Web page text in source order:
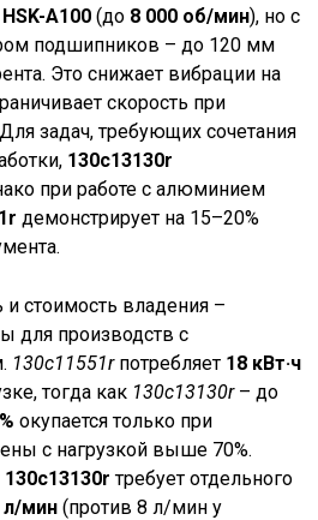
HSK-A100 (до 8 000 об/мин), но с
подшипников – до 120 мм
Это снижает вибрации на
скорость при
задач, требующих сочетания
130c13130r
при работе с алюминием
демонстрирует на 15–20%
стоимость владения –
для производств с
130c11551rпотребляет 18 кВт·ч
тогда как 130c13130r– до
окупается только при
с нагрузкой выше 70%.
130c13130r требует отдельного
л/мин (против 8 л/мин у